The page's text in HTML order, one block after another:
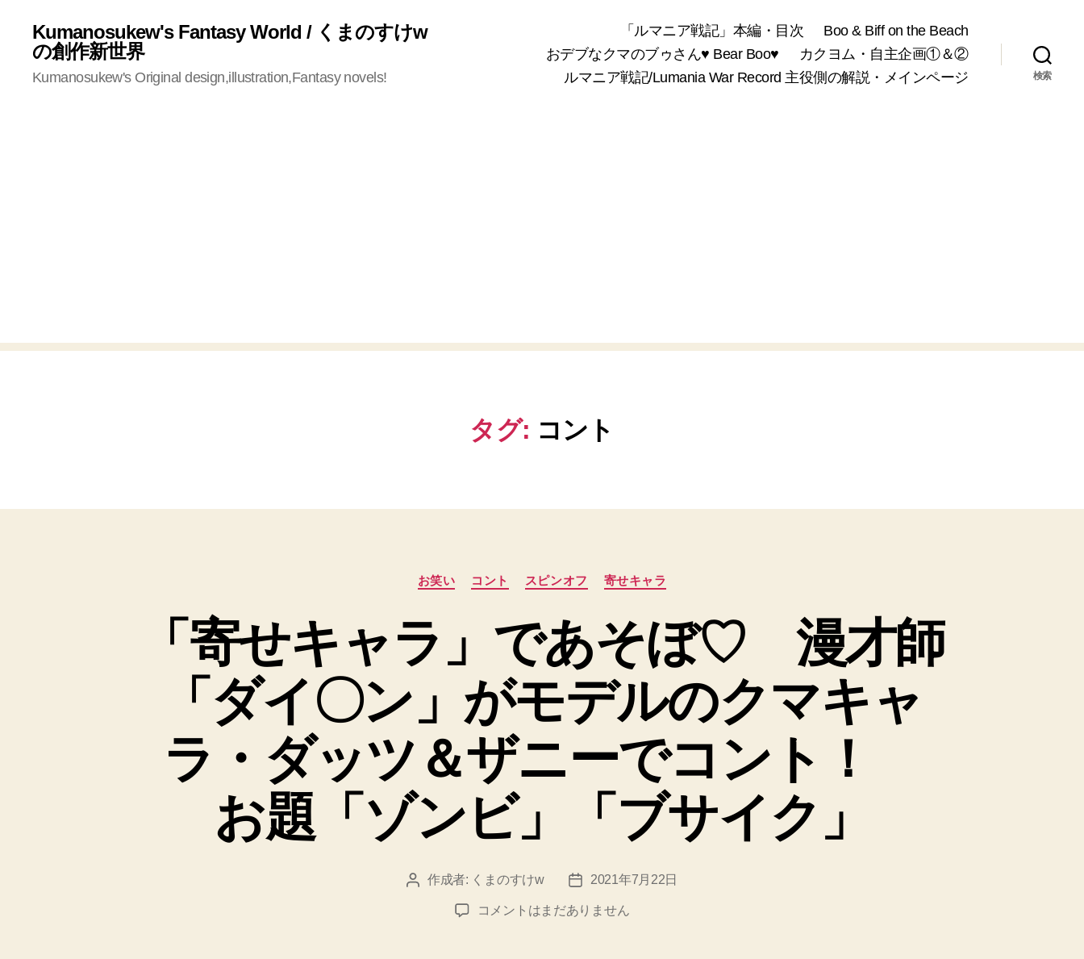
Kumanosukew's Fantasy World / くまのすけw
の創作新世界
Kumanosukew's Original design,illustration,Fantasy novels!
「ルマニア戦記」本編・目次
Boo & Biff on the Beach
おデブなクマのブゥさん♥ Bear Boo♥
カクヨム・自主企画①＆②
ルマニア戦記/Lumania War Record 主役側の解説・メインページ
検索
タグ: コント
カ
テ
リ
ー
お笑い コント スピンオフ 寄せキャラ
「寄せキャラ」であそぼ♡ 漫才師
「ダイ〇ン」がモデルのクマキャ
ラ・ダッツ＆ザニーでコント！
お題「ゾンビ」「ブサイク」
投 作成者: くまのすけw
投
日
2021年7月22日
「寄
コメントはまだありません